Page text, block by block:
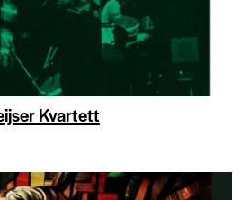
Kvartett